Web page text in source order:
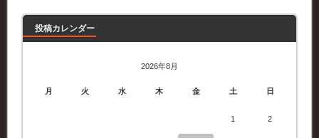
投稿カレンダー
2026年8月
月 火 水 木 金 土 日
1 2